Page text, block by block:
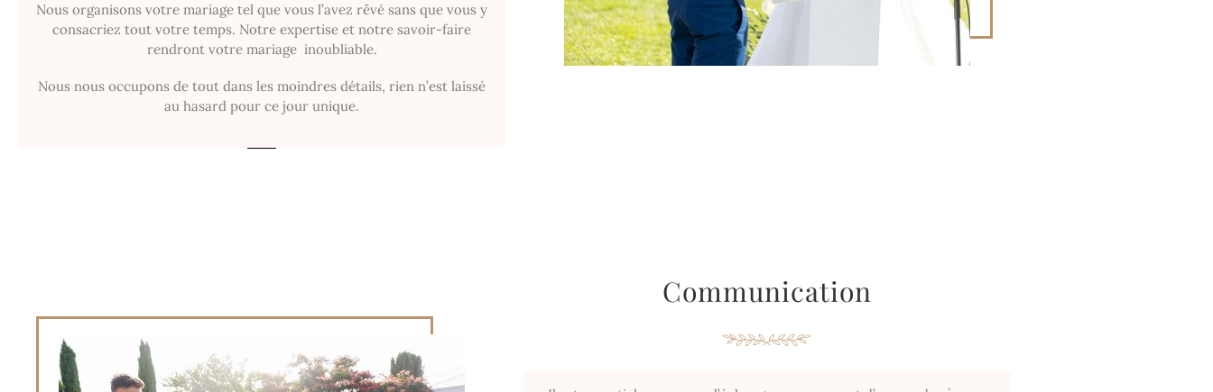
Nous organisons votre mariage tel que vous l’avez rêvé sans que vous y
consacriez tout votre temps. Notre expertise et notre savoir-faire
rendront votre mariage inoubliable.
Nous nous occupons de tout dans les moindres détails, rien n’est laissé
au hasard pour ce jour unique.
Communication